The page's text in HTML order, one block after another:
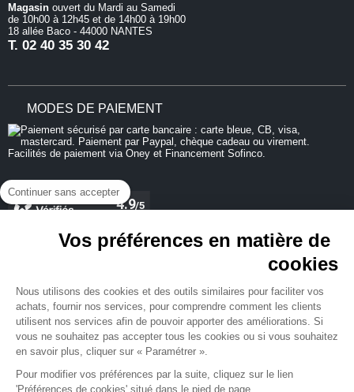
Continuer sans accepter
Vos préférences en matière de
cookies
Nous utilisons des cookies et des outils similaires pour faciliter vos
achats, fournir nos services, pour comprendre comment les clients
utilisent nos services afin de pouvoir apporter des améliorations. Si
vous ne souhaitez pas accepter tous les cookies ou si vous souhaitez
en savoir plus, cliquer sur « Paramétrer ».
Pour modifier vos préférences par la suite, cliquez sur le lien
'Préférences de cookies' situé dans le pied de page.
Magasin ouvert du Mardi au Samedi
de 10h00 à 12h45 et de 14h00 à 19h00
18 allée Baco - 44000 NANTES
T. 02 40 35 30 42
MODES DE PAIEMENT
NEWSLETTER